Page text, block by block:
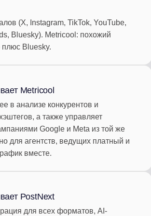
(X, Instagram, TikTok, YouTube,
Bluesky). Metricool: похожий
Bluesky.
Metricool
в анализе конкурентов и
а также управляет
Google и Meta из той же
для агентств, ведущих платный и
вместе.
PostNext
для всех форматов, AI-